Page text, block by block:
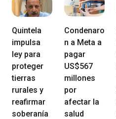
Quintela
impulsa
ley para
proteger
tierras
rurales y
reafirmar
soberanía
Condenaro
n a Meta a
pagar
US$567
millones
por
afectar la
salud